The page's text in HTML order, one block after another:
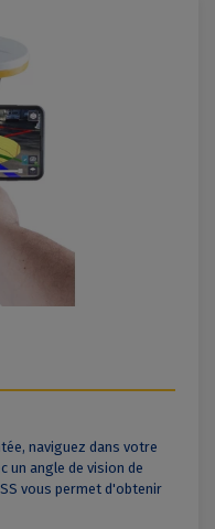
naviguez dans votre
un angle de vision de
vous permet d'obtenir